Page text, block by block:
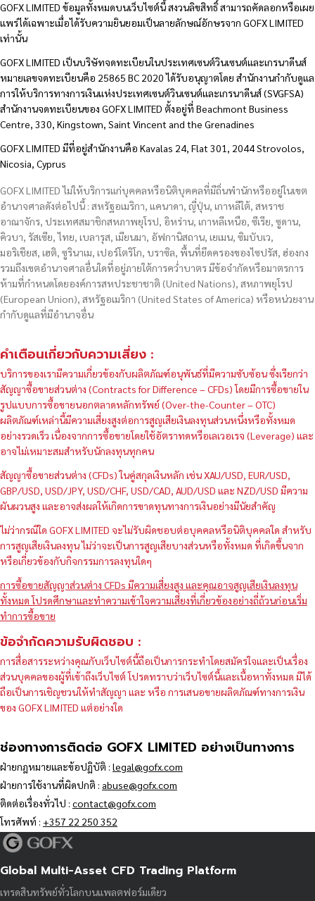
GOFX LIMITED ข้อมูลทั้งหมดบนเว็บไซต์นี้ สงวนลิขสิทธิ์ สามารถคัดลอกหรือเผย
แพร่ได้เฉพาะเมื่อได้รับความยินยอมเป็นลายลักษณ์อักษรจาก GOFX LIMITED
เท่านั้น
GOFX LIMITED เป็นบริษัทจดทะเบียนในประเทศเซนต์วินเซนต์และเกรนาดีนส์
หมายเลขจดทะเบียนคือ 25865 BC 2020 ได้รับอนุญาตโดย สำนักงานกำกับดูแล
การให้บริการทางการเงินแห่งประเทศเซนต์วินเซนต์และเกรนาดีนส์ (SVGFSA)
สำนักงานจดทะเบียนของ GOFX LIMITED ตั้งอยู่ที่ Beachmont Business
Centre, 330, Kingstown, Saint Vincent and the Grenadines
GOFX LIMITED มีที่อยู่สำนักงานคือ Kavalas 24, Flat 301, 2044 Strovolos,
Nicosia, Cyprus
GOFX LIMITED ไม่ให้บริการแก่บุคคลหรือนิติบุคคลที่มีถิ่นพำนักหรืออยู่ในเขต
อำนาจศาลดังต่อไปนี้ : สหรัฐอเมริกา, แคนาดา, ญี่ปุ่น, เกาหลีใต้, สหราช
อาณาจักร, ประเทศสมาชิกสหภาพยุโรป, อิหร่าน, เกาหลีเหนือ, ซีเรีย, ซูดาน,
คิวบา, รัสเซีย, ไทย, เบลารุส, เมียนมา, อัฟกานิสถาน, เยเมน, ซิมบับเว,
มอริเชียส, เฮติ, ซูรินาเม, เปอร์โตริโก, บราซิล, พื้นที่ยึดครองของไซปรัส, ฮ่องกง
รวมถึงเขตอำนาจศาลอื่นใดที่อยู่ภายใต้การคว่ำบาตร มีข้อจำกัดหรือมาตรการ
ห้ามที่กำหนดโดยองค์การสหประชาชาติ (United Nations), สหภาพยุโรป
(European Union), สหรัฐอเมริกา (United States of America) หรือหน่วยงาน
กำกับดูแลที่มีอำนาจอื่น
คำเตือนเกี่ยวกับความเสี่ยง :
บริการของเรามีความเกี่ยวข้องกับผลิตภัณฑ์อนุพันธ์ที่มีความซับซ้อน ซึ่งเรียกว่า
สัญญาซื้อขายส่วนต่าง (Contracts for Difference – CFDs) โดยมีการซื้อขายใน
รูปแบบการซื้อขายนอกตลาดหลักทรัพย์ (Over-the-Counter – OTC)
ผลิตภัณฑ์เหล่านี้มีความเสี่ยงสูงต่อการสูญเสียเงินลงทุนส่วนหนึ่งหรือทั้งหมด
อย่างรวดเร็ว เนื่องจากการซื้อขายโดยใช้อัตราทดหรือเลเวอเรจ (Leverage) และ
อาจไม่เหมาะสมสำหรับนักลงทุนทุกคน
สัญญาซื้อขายส่วนต่าง (CFDs) ในคู่สกุลเงินหลัก เช่น XAU/USD, EUR/USD,
GBP/USD, USD/JPY, USD/CHF, USD/CAD, AUD/USD และ NZD/USD มีความ
ผันผวนสูง และอาจส่งผลให้เกิดการขาดทุนทางการเงินอย่างมีนัยสำคัญ
ไม่ว่ากรณีใด GOFX LIMITED จะไม่รับผิดชอบต่อบุคคลหรือนิติบุคคลใด สำหรับ
การสูญเสียเงินลงทุน ไม่ว่าจะเป็นการสูญเสียบางส่วนหรือทั้งหมด ที่เกิดขึ้นจาก
หรือเกี่ยวข้องกับกิจกรรมการลงทุนใดๆ
การซื้อขายสัญญาส่วนต่าง CFDs มีความเสี่ยงสูง และคุณอาจสูญเสียเงินลงทุน
ทั้งหมด โปรดศึกษาและทำความเข้าใจความเสี่ยงที่เกี่ยวข้องอย่างถี่ถ้วนก่อนเริ่ม
ทำการซื้อขาย
ข้อจำกัดความรับผิดชอบ :
การสื่อสารระหว่างคุณกับเว็บไซต์นี้ถือเป็นการกระทำโดยสมัครใจและเป็นเรื่อง
ส่วนบุคคลของผู้ที่เข้าถึงเว็บไซต์ โปรดทราบว่าเว็บไซต์นี้และเนื้อหาทั้งหมด มิได้
ถือเป็นการเชิญชวนให้ทำสัญญา และ หรือ การเสนอขายผลิตภัณฑ์ทางการเงิน
ของ GOFX LIMITED แต่อย่างใด
ช่องทางการติดต่อ GOFX LIMITED อย่างเป็นทางการ
ฝ่ายกฎหมายและข้อปฏิบัติ : legal@gofx.com
ฝ่ายการใช้งานที่ผิดปกติ : abuse@gofx.com
ติดต่อเรื่องทั่วไป : contact@gofx.com
โทรศัพท์ : +357 22 250 352
Global Multi-Asset CFD Trading Platform
เทรดสินทรัพย์ทั่วโลกบนแพลตฟอร์มเดียว